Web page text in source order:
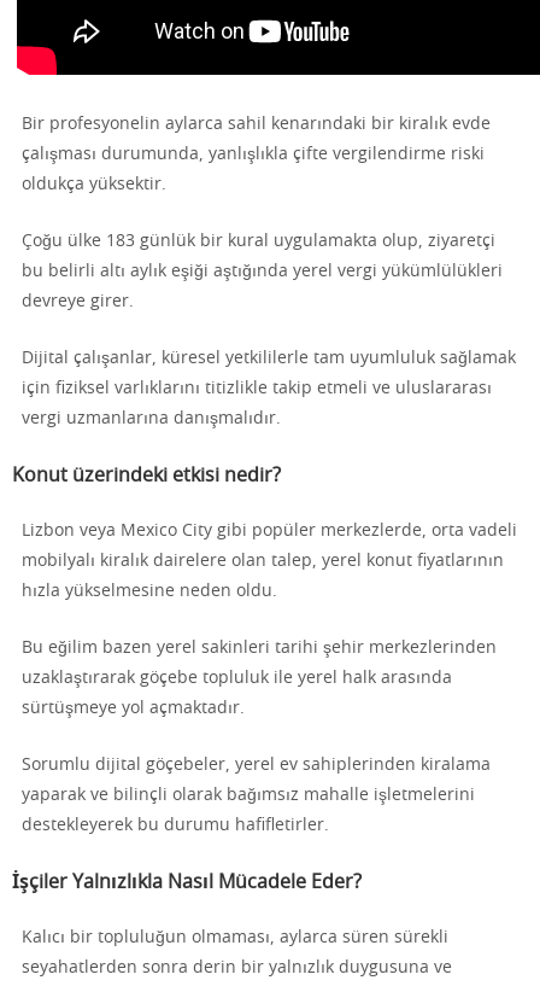
Bir profesyonelin aylarca sahil kenarındaki bir kiralık evde
çalışması durumunda, yanlışlıkla çifte vergilendirme riski
oldukça yüksektir.
Çoğu ülke 183 günlük bir kural uygulamakta olup, ziyaretçi
bu belirli altı aylık eşiği aştığında yerel vergi yükümlülükleri
devreye girer.
Dijital çalışanlar, küresel yetkililerle tam uyumluluk sağlamak
için fiziksel varlıklarını titizlikle takip etmeli ve uluslararası
vergi uzmanlarına danışmalıdır.
Konut üzerindeki etkisi nedir?
Lizbon veya Mexico City gibi popüler merkezlerde, orta vadeli
mobilyalı kiralık dairelere olan talep, yerel konut fiyatlarının
hızla yükselmesine neden oldu.
Bu eğilim bazen yerel sakinleri tarihi şehir merkezlerinden
uzaklaştırarak göçebe topluluk ile yerel halk arasında
sürtüşmeye yol açmaktadır.
Sorumlu dijital göçebeler, yerel ev sahiplerinden kiralama
yaparak ve bilinçli olarak bağımsız mahalle işletmelerini
destekleyerek bu durumu hafifletirler.
İşçiler Yalnızlıkla Nasıl Mücadele Eder?
Kalıcı bir topluluğun olmaması, aylarca süren sürekli
seyahatlerden sonra derin bir yalnızlık duygusuna ve